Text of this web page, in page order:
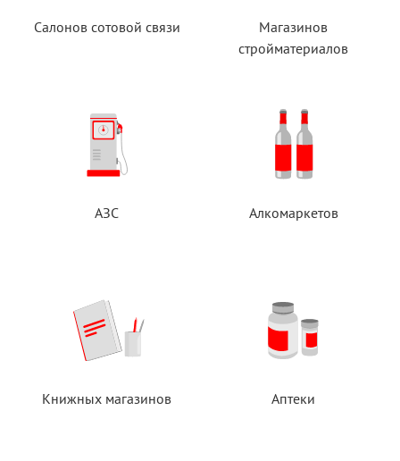
Салонов сотовой связи
Магазинов
стройматериалов
АЗС Алкомаркетов
Книжных магазинов Аптеки